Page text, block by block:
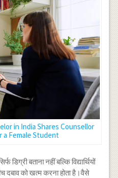
in India Shares Counsellor
a Female Student
बताना नहीं बल्कि विद्यार्थियों
दबाव को खत्म करना होता है।वैसे